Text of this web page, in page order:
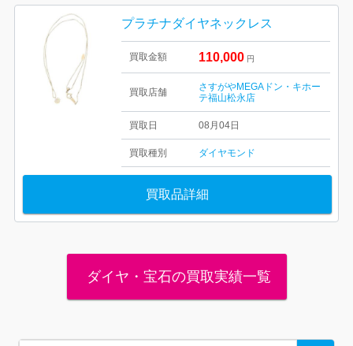
プラチナダイヤネックレス
買取金額 110,000 円
買取店舗
さすがやMEGAドン・キホー
テ福山松永店
買取日 08月04日
買取種別 ダイヤモンド
買取品詳細
ダイヤ・宝石の買取実績一覧